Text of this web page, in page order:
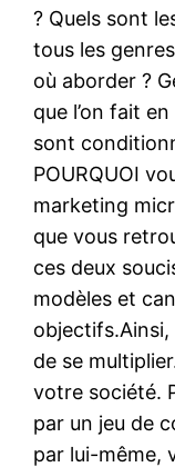
? Quels sont
tous les
où aborder ?
que l’on fait
sont
POURQUOI
marketing
que vous
ces deux
modèles et
objectifs.Ainsi,
de se
votre société.
par un jeu de
par lui-même,